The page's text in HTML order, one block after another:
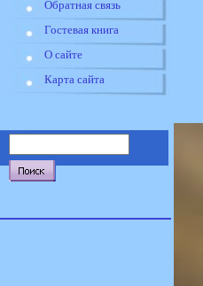
Обратная связь
Гостевая книга
О сайте
Карта сайта